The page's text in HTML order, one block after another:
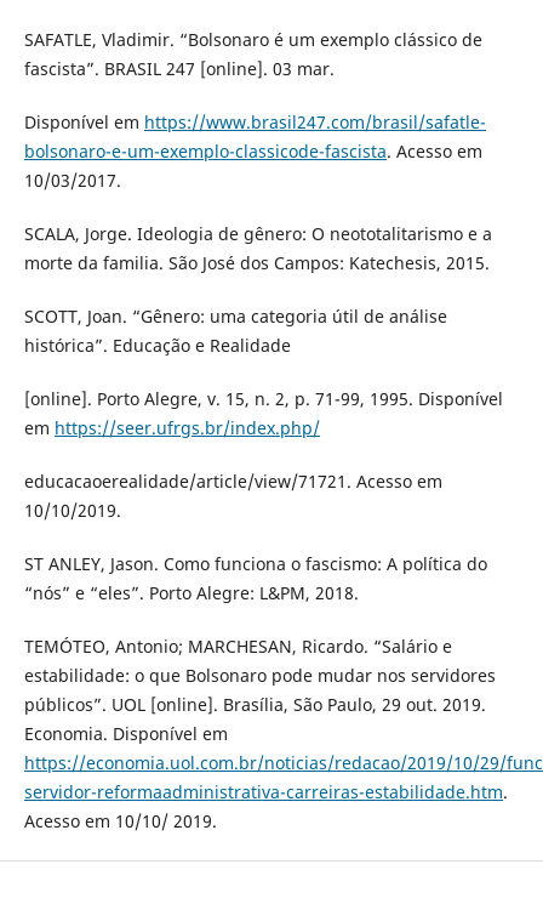
SAFATLE, Vladimir. “Bolsonaro é um exemplo clássico de
fascista”. BRASIL 247 [online]. 03 mar.
Disponível em https://www.brasil247.com/brasil/safatle-
bolsonaro-e-um-exemplo-classicode-fascista. Acesso em
10/03/2017.
SCALA, Jorge. Ideologia de gênero: O neototalitarismo e a
morte da familia. São José dos Campos: Katechesis, 2015.
SCOTT, Joan. “Gênero: uma categoria útil de análise
histórica”. Educação e Realidade
[online]. Porto Alegre, v. 15, n. 2, p. 71-99, 1995. Disponível
em https://seer.ufrgs.br/index.php/
educacaoerealidade/article/view/71721. Acesso em
10/10/2019.
ST ANLEY, Jason. Como funciona o fascismo: A política do
“nós” e “eles”. Porto Alegre: L&PM, 2018.
TEMÓTEO, Antonio; MARCHESAN, Ricardo. “Salário e
estabilidade: o que Bolsonaro pode mudar nos servidores
públicos”. UOL [online]. Brasília, São Paulo, 29 out. 2019.
Economia. Disponível em
https://economia.uol.com.br/noticias/redacao/2019/10/29/
servidor-reformaadministrativa-carreiras-estabilidade.htm.
Acesso em 10/10/ 2019.